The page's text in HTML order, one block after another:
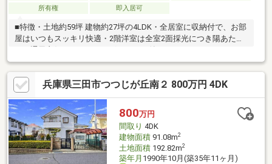
所有権
即入居可
■特徴・土地約59坪 建物約27坪の4LDK・全居室に収納付で、お部
屋はいつもスッキリ快適・2階洋室は全室2面採光につき陽あた
り・通風良好・IHクッキングヒーター付のキッチンです・キッチ
ンは2面採光につき陽あたり通風良好です。ゆったり6帖ありま
す・大切な愛車を守る屋根付カーポート付です■立地・メルカー
ト三田まで徒歩3分の買物便利な立地です・穏やかな暮らしが叶
う、住宅が整然と並ぶ閑静な街並みです■担当者コメント・リフ
ォーム等の見積もりをご希望の際は物件担当者までお気軽にお問
合ください・皆様のお問い合わせを心よりお待ちしております
兵庫県三田市つつじが丘南２ 800万円 4DK
800万円
間取り 4DK
建物面積91.08m2
土地面積192.82m2
築年月 1990年10月(築35年11ヶ月)